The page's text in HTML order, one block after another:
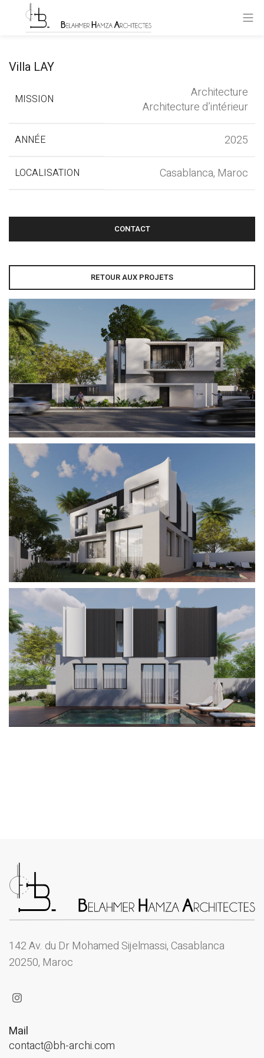
Villa LAY
MISSION
Architecture
Architecture d’intérieur
ANNÉE 2025
LOCALISATION Casablanca, Maroc
CONTACT
RETOUR AUX PROJETS
142 Av. du Dr Mohamed Sijelmassi, Casablanca
20250, Maroc
Mail
contact@bh-archi.com